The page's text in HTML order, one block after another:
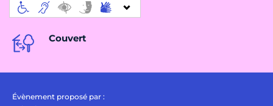
Couvert
Évènement proposé par :